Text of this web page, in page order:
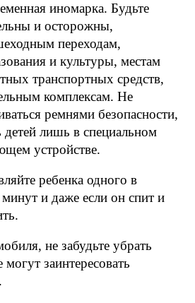
иномарка. Будьте
и осторожны,
переходам,
и культуры, местам
транспортных средств,
комплексам. Не
ремнями безопасности,
детей лишь в специальном
устройстве.
ребенка одного в
и даже если он спит и
не забудьте убрать
заинтересовать